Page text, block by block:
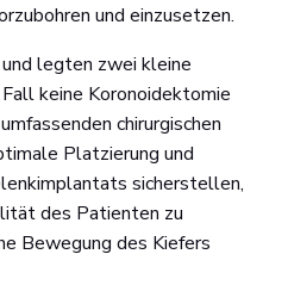
und einzusetzen.
legten zwei kleine
keine Koronoidektomie
chirurgischen
Platzierung und
sicherstellen,
des Patienten zu
Bewegung des Kiefers